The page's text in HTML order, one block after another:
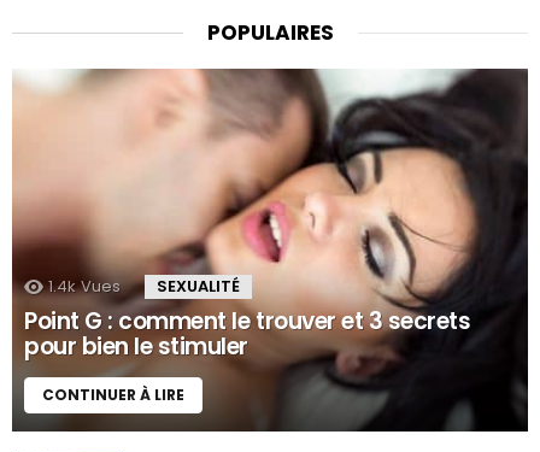
POPULAIRES
1.4k Vues SEXUALITÉ
Point G : comment le trouver et 3 secrets
pour bien le stimuler
CONTINUER À LIRE